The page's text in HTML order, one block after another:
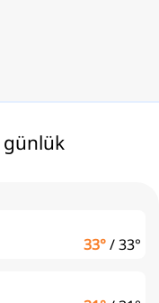
günlük
33°/33°